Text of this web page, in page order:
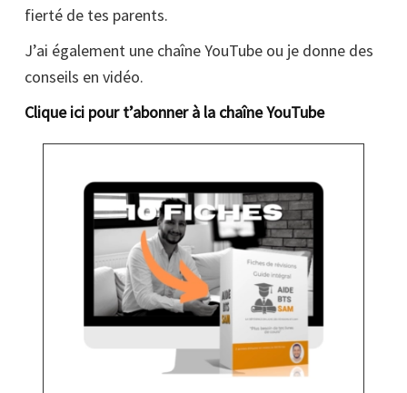
fierté de tes parents.
J’ai également une chaîne YouTube ou je donne des
conseils en vidéo.
Clique ici pour t’abonner à la chaîne YouTube